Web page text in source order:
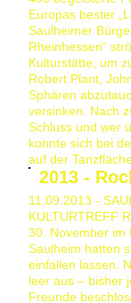
Europas bester
Saulheimer
Rheinhessen“
Kulturstätte, um
Robert Plant,
Sphären
versinken. Nach
Schluss und wer
konnte sich bei
auf der
2013 -
11.09.2013 -
KULTURTREFF
30. November im
Saulheim hatten
einfallen lassen.
leer aus – bisher
Freunde